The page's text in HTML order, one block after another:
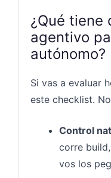
¿Qué tiene
agentivo
autónomo?
Si vas a evaluar
este checklist.
Control
corre
vos los